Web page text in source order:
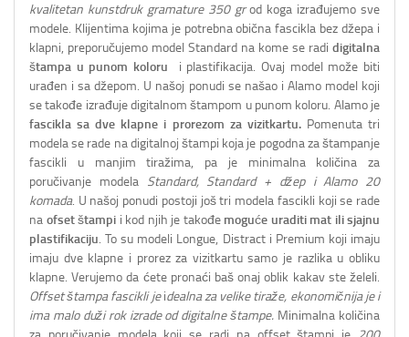
kvalitetan kunstdruk gramature 350 grod koga izrađujemo sve
modele. Klijentima kojima je potrebna obična fascikla bez džepa i
klapni, preporučujemo model Standard na kome se radi digitalna
štampa u punom koloru i plastifikacija. Ovaj model može biti
urađen i sa džepom. U našoj ponudi se našao i Alamo model koji
se takođe izrađuje digitalnom štampom u punom koloru. Alamo je
fascikla sa dve klapne i prorezom za vizitkartu. Pomenuta tri
modela se rade na digitalnoj štampi koja je pogodna za štampanje
fascikli u manjim tiražima, pa je minimalna količina za
poručivanje modela Standard, Standard + džep i Alamo 20
komada. U našoj ponudi postoji još tri modela fascikli koji se rade
na ofset štampi i kod njih je takođe moguće uraditi mat ili sjajnu
plastifikaciju. To su modeli Longue, Distract i Premium koji imaju
imaju dve klapne i prorez za vizitkartu samo je razlika u obliku
klapne. Verujemo da ćete pronaći baš onaj oblik kakav ste želeli.
Offset štampa fascikli jeidealna za velike tiraže, ekonomičnija je i
ima malo duži rok izrade od digitalne štampe. Minimalna količina